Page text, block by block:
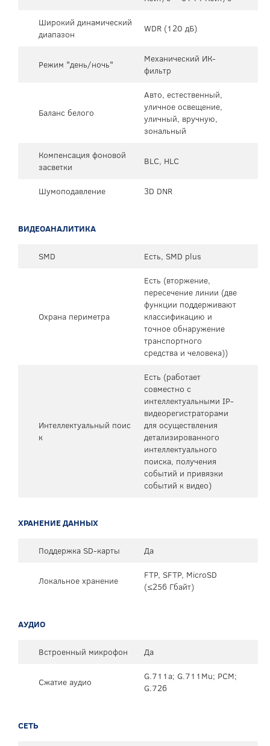
Широкий динамический
диапазон
WDR (120 дБ)
Режим "день/ночь"
Механический ИК-
фильтр
Баланс белого
Авто, естественный,
уличное освещение,
уличный, вручную,
зональный
Компенсация фоновой
засветки
BLC, HLC
Шумоподавление 3D DNR
ВИДЕОАНАЛИТИКА
SMD Есть, SMD plus
Охрана периметра
Есть (вторжение,
пересечение линии (две
функции поддерживают
классификацию и
точное обнаружение
транспортного
средства и человека))
Интеллектуальный поис
к
Есть (работает
совместно с
интеллектуальными IP-
видеорегистраторами
для осуществления
детализированного
интеллектуального
поиска, получения
событий и привязки
событий к видео)
ХРАНЕНИЕ ДАННЫХ
Поддержка SD-карты Да
Локальное хранение
FTP, SFTP, MicroSD
(≤256 Гбайт)
АУДИО
Встроенный микрофон Да
Сжатие аудио
G.711a; G.711Mu; PCM;
G.726
СЕТЬ